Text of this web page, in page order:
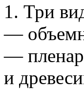
1. Три
—
—
и